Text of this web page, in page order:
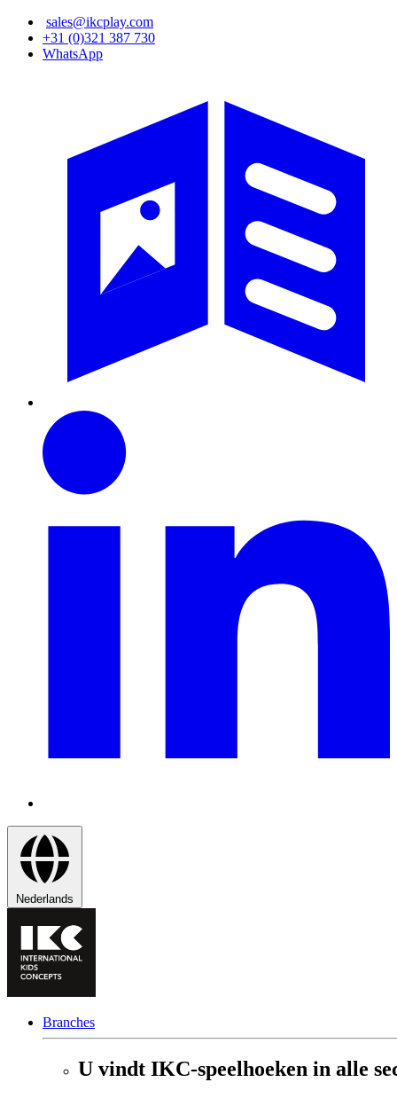
Overslaan
naar
sales@ikcplay.com
+31 (0)321 387 730
WhatsApp
Nederlands
Branches
U vindt IKC-speelhoeken in alle